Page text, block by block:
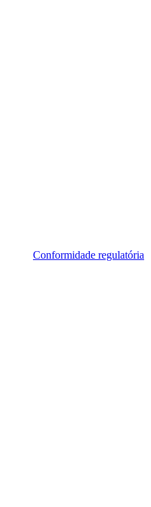
Conformidade regulatória